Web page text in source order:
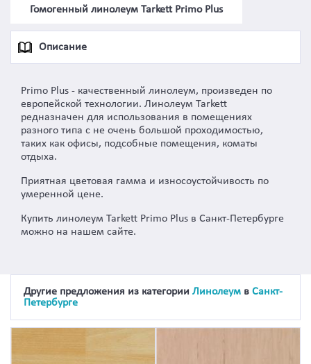
Гомогенный линолеум Tarkett Primo Plus
Описание
Primo Plus - качественный линолеум, произведен по
европейской технологии. Линолеум Tarkett
редназначен для использования в помещениях
разного типа с не очень большой проходимостью,
таких как офисы, подсобные помещения, коматы
отдыха.
Приятная цветовая гамма и износоустойчивость по
умеренной цене.
Купить линолеум Tarkett Primo Plus в Санкт-Петербурге
можно на нашем сайте.
Другие предложения из категории Линолеум в Санкт-
Петербурге